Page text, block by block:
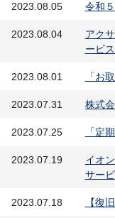
2023.08.05 令和
2023.08.04
アク
ービ
2023.08.01 「お
2023.07.31 株式
2023.07.25 「定
2023.07.19
イオ
サー
2023.07.18 【復